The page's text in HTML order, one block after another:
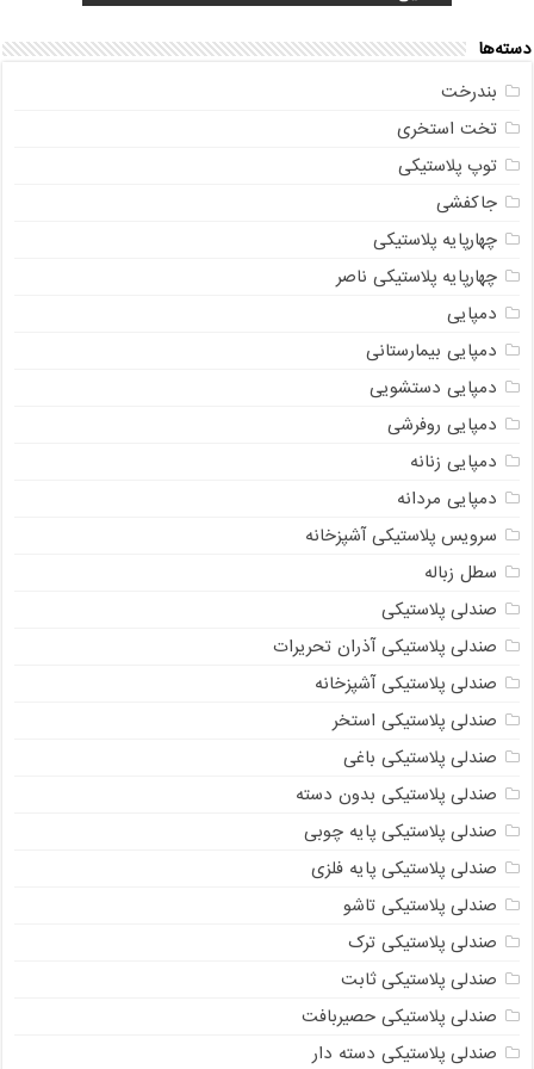
دسته‌ها
بندرخت
تخت استخری
توپ پلاستیکی
جاکفشی
چهارپایه پلاستیکی
چهارپایه پلاستیکی ناصر
دمپایی
دمپایی بیمارستانی
دمپایی دستشویی
دمپایی روفرشی
دمپایی زنانه
دمپایی مردانه
سرویس پلاستیکی آشپزخانه
سطل زباله
صندلی پلاستیکی
صندلی پلاستیکی آذران تحریرات
صندلی پلاستیکی آشپزخانه
صندلی پلاستیکی استخر
صندلی پلاستیکی باغی
صندلی پلاستیکی بدون دسته
صندلی پلاستیکی پایه چوبی
صندلی پلاستیکی پایه فلزی
صندلی پلاستیکی تاشو
صندلی پلاستیکی ترک
صندلی پلاستیکی ثابت
صندلی پلاستیکی حصیربافت
صندلی پلاستیکی دسته دار